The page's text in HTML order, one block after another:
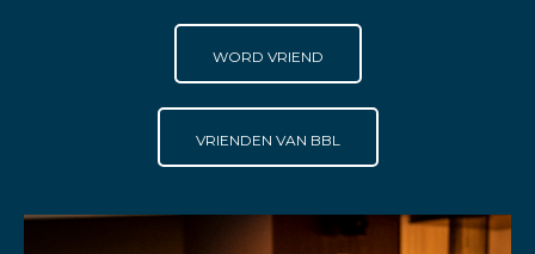
WORD VRIEND
VRIENDEN VAN BBL